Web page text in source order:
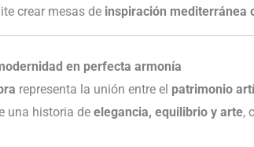
crear mesas de inspiración mediterránea
en perfecta armonía
representa la unión entre el patrimonio
una historia de elegancia, equilibrio y arte,